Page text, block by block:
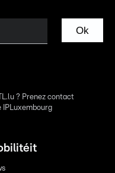
Ok
? Prenez contact